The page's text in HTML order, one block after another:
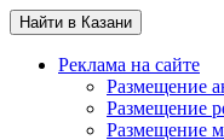
Найти в Казани
Реклама на сайте
Размещение
Размещение
Размещение